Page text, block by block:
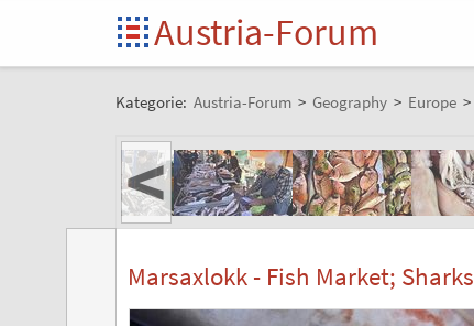
Austria-Forum
Kategorie: Austria-Forum > Geography > Europe >
<
Marsaxlokk - Fish Market; Sharks